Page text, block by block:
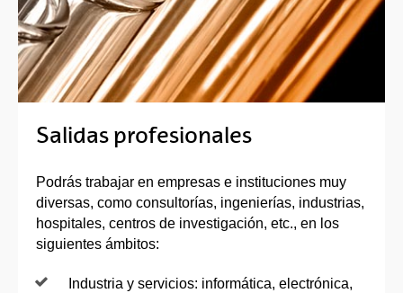
Salidas profesionales
Podrás trabajar en empresas e instituciones muy
diversas, como consultorías, ingenierías, industrias,
hospitales, centros de investigación, etc., en los
siguientes ámbitos:
Industria y servicios: informática, electrónica,